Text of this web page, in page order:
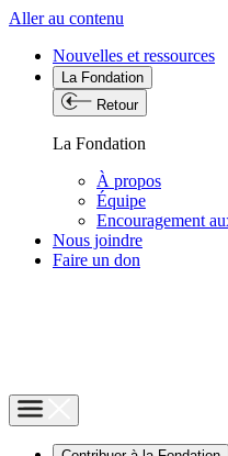
Aller au contenu
Nouvelles et ressources
La Fondation
Retour
La Fondation
À propos
Équipe
Encouragement
Nous joindre
Faire un don